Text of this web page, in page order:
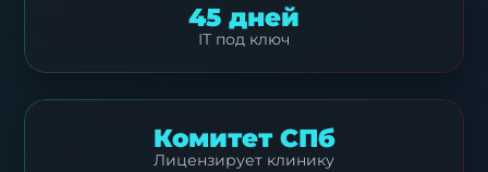
45 дней
IT под ключ
Комитет СПб
Лицензирует клинику